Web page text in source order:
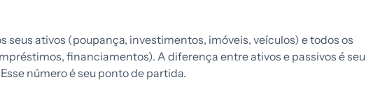
seus ativos (poupança, investimentos, imóveis, veículos) e todos os
financiamentos). A diferença entre ativos e passivos é seu
número é seu ponto de partida.